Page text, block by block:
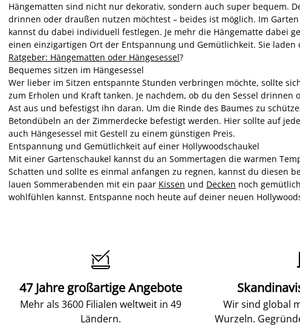
Hängematten sind nicht nur dekorativ, sondern auch super bequem.
drinnen oder draußen nutzen möchtest – beides ist möglich. Im
kannst du dabei individuell festlegen. Je mehr die Hängematte dabei
einen einzigartigen Ort der Entspannung und Gemütlichkeit. Sie
Ratgeber: Hängematten oder Hängesessel?
Bequemes sitzen im Hängesessel
Wer lieber im Sitzen entspannte Stunden verbringen möchte, sollte
zum Erholen und Kraft tanken. Je nachdem, ob du den Sessel
Ast aus und befestigst ihn daran. Um die Rinde des Baumes zu
Betondübeln an der Zimmerdecke befestigt werden. Hier sollte auf
auch Hängesessel mit Gestell zu einem günstigen Preis.
Entspannung und Gemütlichkeit auf einer Hollywoodschaukel
Mit einer Gartenschaukel kannst du an Sommertagen die warmen
Schatten und sollte es einmal anfangen zu regnen, kannst du diesen
lauen Sommerabenden mit ein paar Kissen und Decken noch
wohlfühlen kannst. Entspanne noch heute auf deiner neuen

47 Jahre großartige Angebote
Mehr als 3600 Filialen weltweit in 49
Ländern.
Wir sind global
Wurzeln.